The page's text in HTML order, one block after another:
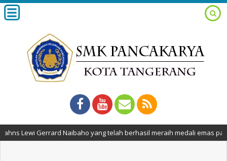
Lewi Gerrard Naibaho yang telah berhasil meraih medali emas pada